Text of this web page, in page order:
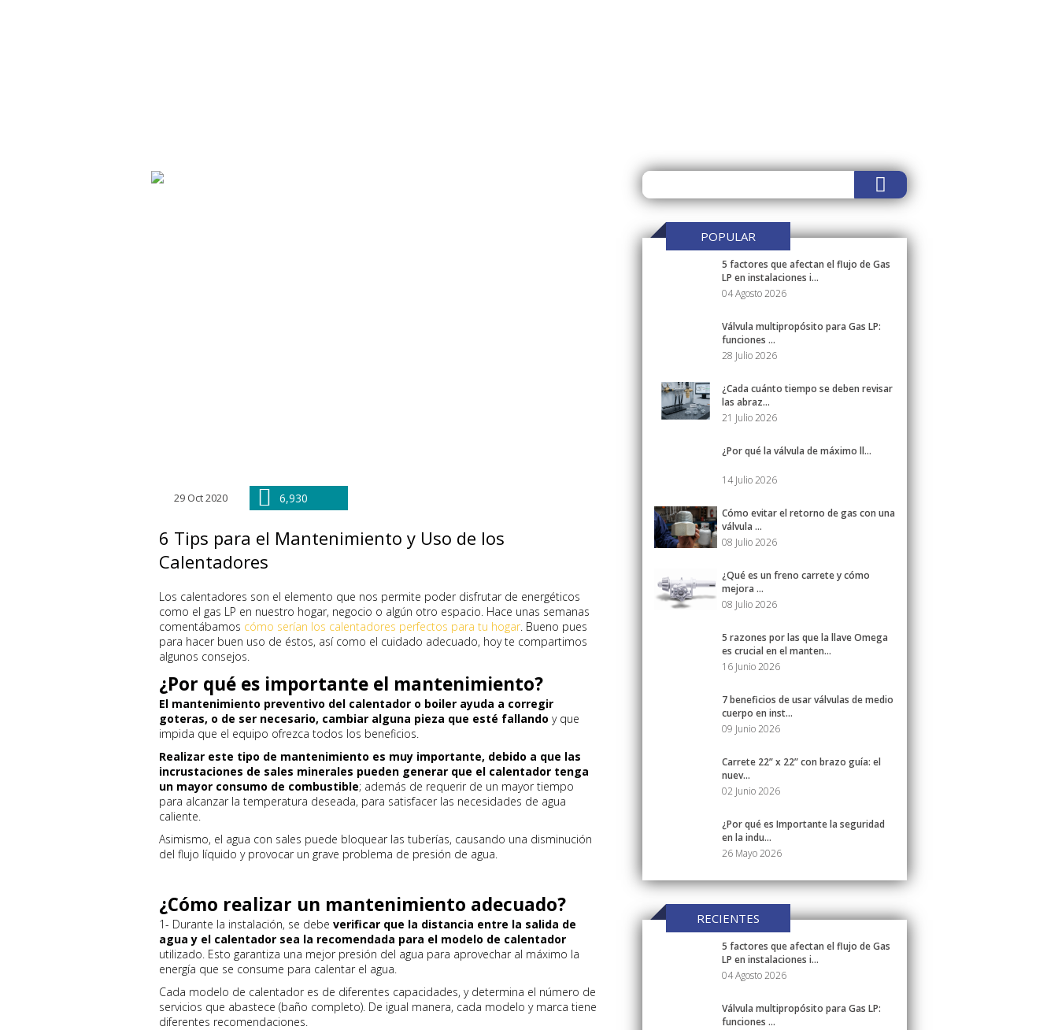
29 Oct 2020 6,930
6 Tips para el Mantenimiento y Uso de los
Calentadores
Los calentadores son el elemento que nos permite poder disfrutar de energéticos
como el gas LP en nuestro hogar, negocio o algún otro espacio. Hace unas semanas
comentábamos cómo serían los calentadores perfectos para tu hogar. Bueno pues
para hacer buen uso de éstos, así como el cuidado adecuado, hoy te compartimos
algunos consejos.
¿Por qué es importante el mantenimiento?
El mantenimiento preventivo del calentador o boiler ayuda a corregir
goteras, o de ser necesario, cambiar alguna pieza que esté fallando y que
impida que el equipo ofrezca todos los beneficios.
Realizar este tipo de mantenimiento es muy importante, debido a que las
incrustaciones de sales minerales pueden generar que el calentador tenga
un mayor consumo de combustible; además de requerir de un mayor tiempo
para alcanzar la temperatura deseada, para satisfacer las necesidades de agua
caliente.
Asimismo, el agua con sales puede bloquear las tuberías, causando una disminución
del flujo líquido y provocar un grave problema de presión de agua.
¿Cómo realizar un mantenimiento adecuado?
1- Durante la instalación, se debe verificar que la distancia entre la salida de
agua y el calentador sea la recomendada para el modelo de calentador
utilizado. Esto garantiza una mejor presión del agua para aprovechar al máximo la
energía que se consume para calentar el agua.
Cada modelo de calentador es de diferentes capacidades, y determina el número de
servicios que abastece (baño completo). De igual manera, cada modelo y marca tiene
diferentes recomendaciones.
POPULAR
5 factores que afectan el flujo de Gas
LP en instalaciones i...
04 Agosto 2026
Válvula multipropósito para Gas LP:
funciones ...
28 Julio 2026
¿Cada cuánto tiempo se deben revisar
las abraz...
21 Julio 2026
¿Por qué la válvula de máximo ll...
14 Julio 2026
Cómo evitar el retorno de gas con una
válvula ...
08 Julio 2026
¿Qué es un freno carrete y cómo
mejora ...
08 Julio 2026
5 razones por las que la llave Omega
es crucial en el manten...
16 Junio 2026
7 beneficios de usar válvulas de medio
cuerpo en inst...
09 Junio 2026
Carrete 22” x 22” con brazo guía: el
nuev...
02 Junio 2026
¿Por qué es Importante la seguridad
en la indu...
26 Mayo 2026
RECIENTES
5 factores que afectan el flujo de Gas
LP en instalaciones i...
04 Agosto 2026
Válvula multipropósito para Gas LP:
funciones ...